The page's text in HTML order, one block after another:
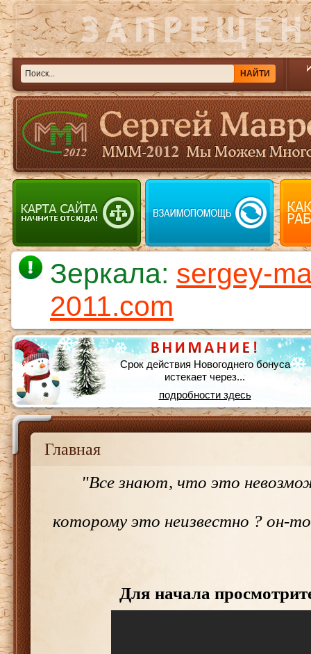
Зеркала: sergey-
2011.com
Срок действия Новогоднего бонуса
истекает через...
подробности здесь
Главная
"Все знают, что это
которому это неизвестно ? он-
Для начала